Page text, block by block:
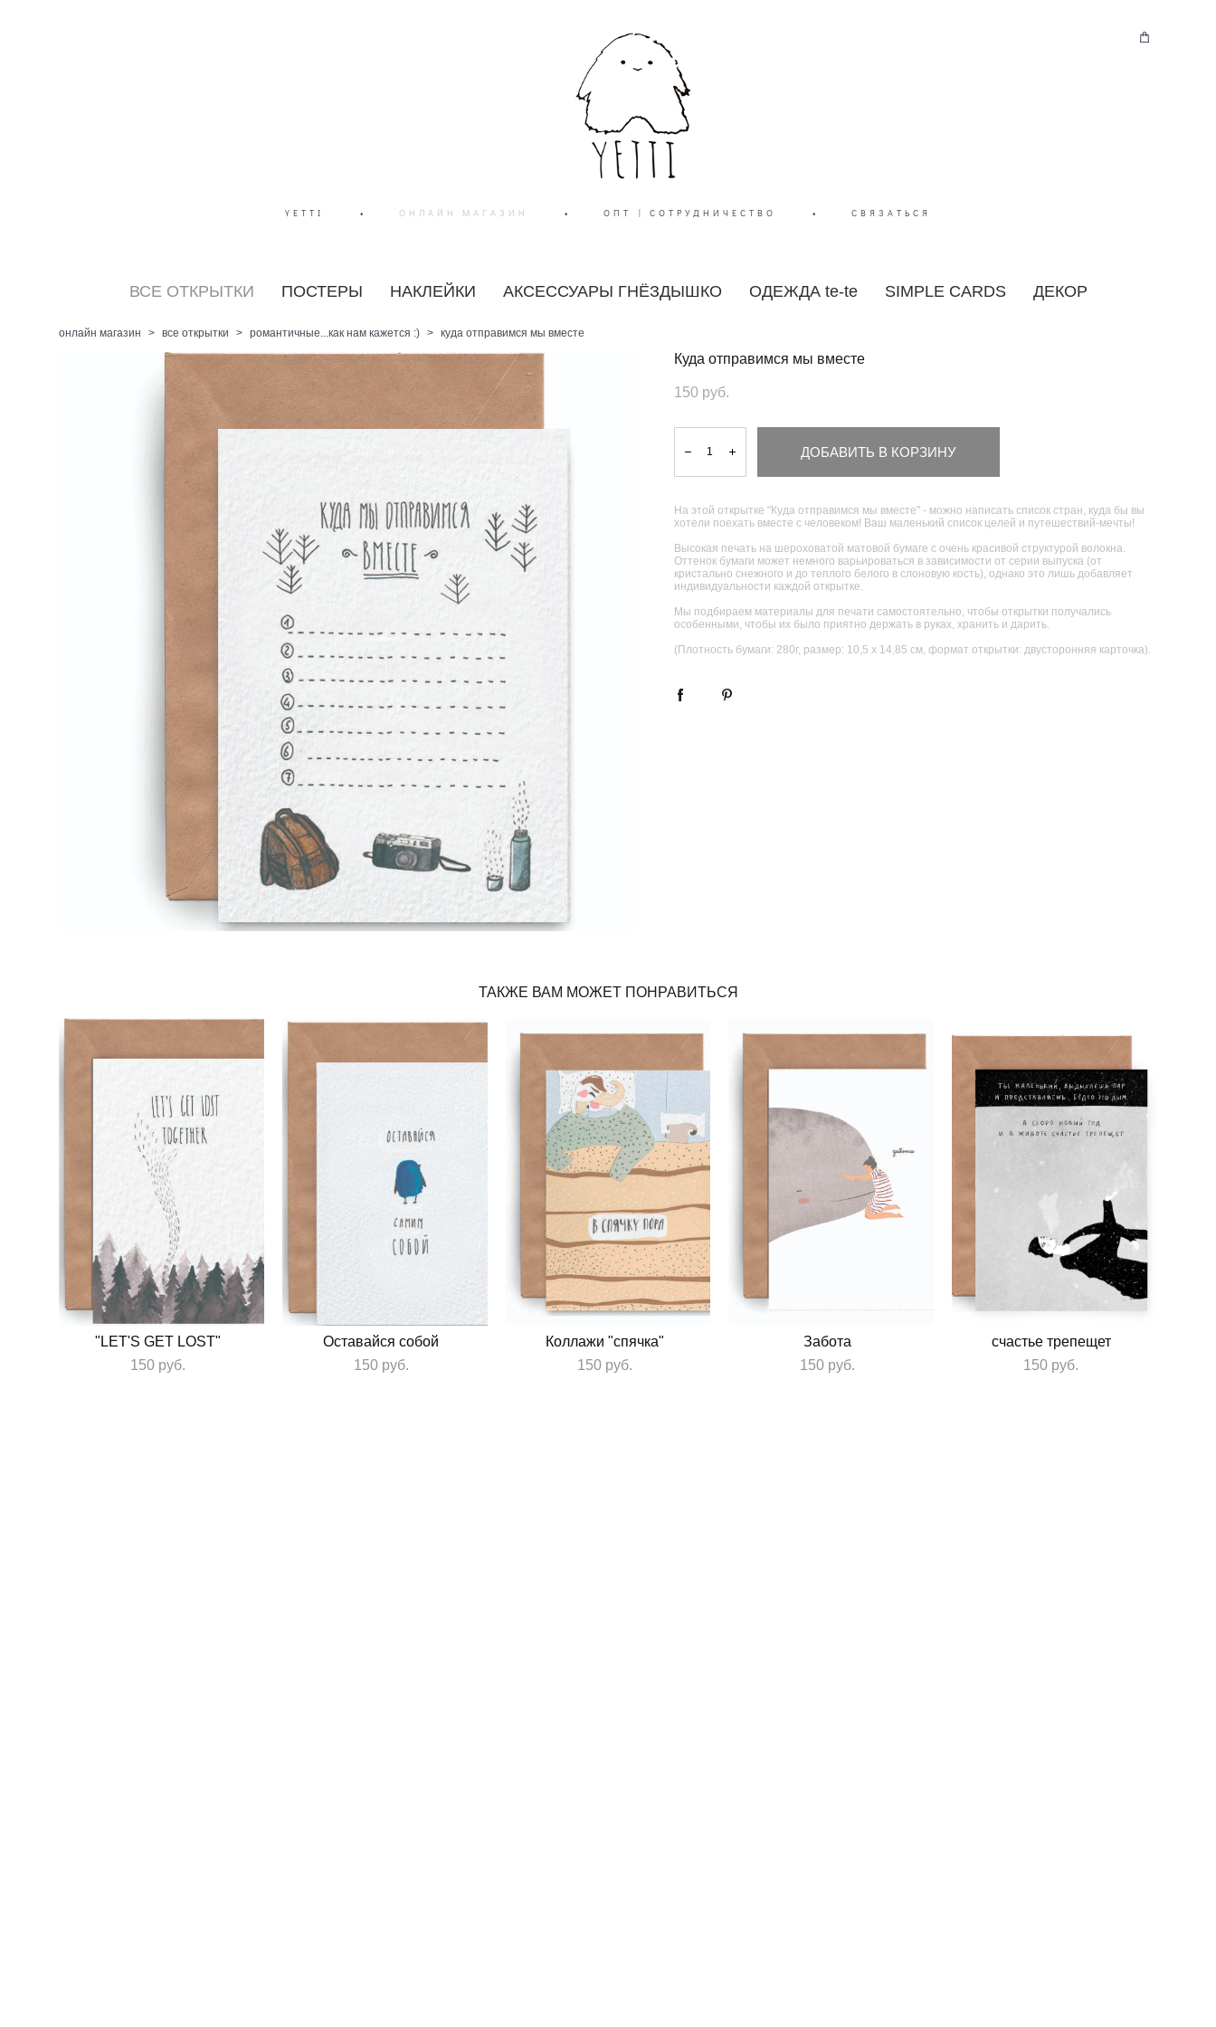
YETTI • ОНЛАЙН МАГАЗИН • ОПТ | СОТРУДНИЧЕСТВО • СВЯЗАТЬСЯ
ВСЕ ОТКРЫТКИ ПОСТЕРЫ НАКЛЕЙКИ АКСЕССУАРЫ ГНЁЗДЫШКО ОДЕЖДА te-te SIMPLE CARDS ДЕКОР
онлайн магазин > все открытки > романтичные...как нам кажется :) > куда отправимся мы вместе
Куда отправимся мы вместе
150 pуб.
ДОБАВИТЬ В КОРЗИНУ
На этой открытке "Куда отправимся мы вместе" - можно написать список стран, куда бы вы
хотели поехать вместе с человеком! Ваш маленький список целей и путешествий-мечты!
Высокая печать на шероховатой матовой бумаге с очень красивой структурой волокна.
Оттенок бумаги может немного варьироваться в зависимости от серии выпуска (от
кристально снежного и до теплого белого в слоновую кость), однако это лишь добавляет
индивидуальности каждой открытке.
Мы подбираем материалы для печати самостоятельно, чтобы открытки получались
особенными, чтобы их было приятно держать в руках, хранить и дарить.
(Плотность бумаги: 280г, размер: 10,5 х 14,85 см, формат открытки: двусторонняя карточка).
ТАКЖЕ ВАМ МОЖЕТ ПОНРАВИТЬСЯ
"LET'S GET LOST"
150 pуб.
Оставайся собой
150 pуб.
Коллажи "спячка"
150 pуб.
Забота
150 pуб.
счастье трепещет
150 pуб.